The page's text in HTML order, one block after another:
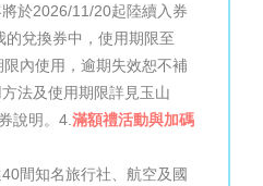
於2026/11/20起陸續入券
的兌換券中，使用期限至
內使用，逾期失效恕不補
法及使用期限詳見玉山
說明。4. 滿額禮活動與加碼
間知名旅行社、航空及國